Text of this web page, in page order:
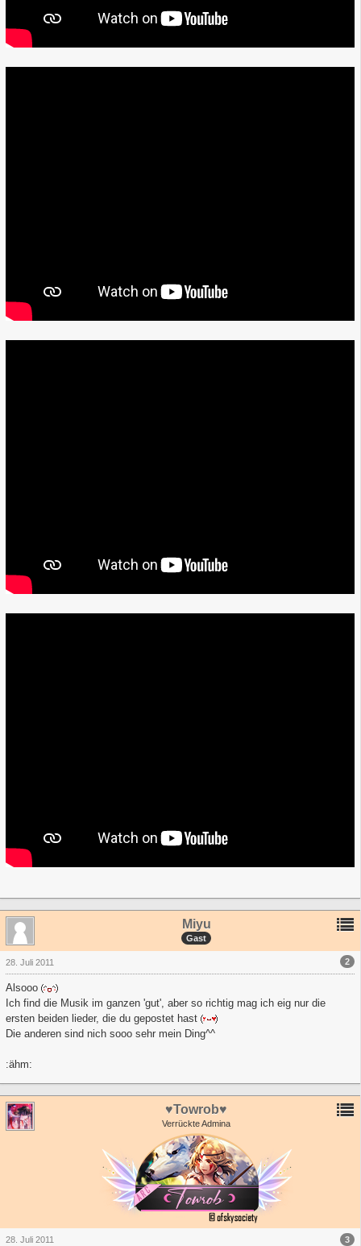
Miyu
Gast
2
28. Juli 2011
Alsooo
Ich find die Musik im ganzen 'gut', aber so richtig mag ich eig nur die
ersten beiden lieder, die du gepostet hast
Die anderen sind nich sooo sehr mein Ding^^
:ähm:
♥Towrob♥
Verrückte Admina
3
28. Juli 2011